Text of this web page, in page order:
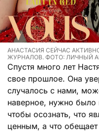
АНАСТАСИЯ СЕЙЧАС
ЖУРНАЛОВ. ФОТО: ЛИЧНЫЙ
Спустя много лет
свое прошлое. Она
случалось с нами,
наверное, нужно было
чтобы осознать, что
ценным, а что обещает